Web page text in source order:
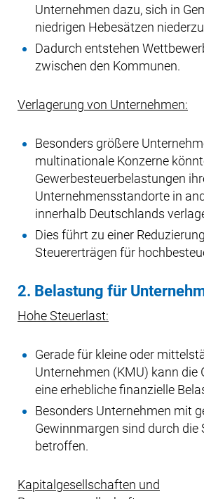
Unternehmen dazu, sich in
niedrigen Hebesätzen
Dadurch entstehen
zwischen den Kommunen.
Verlagerung von Unternehmen:
Besonders größere
multinationale Konzerne
Gewerbesteuerbelastungen
Unternehmensstandorte in
innerhalb Deutschlands
Dies führt zu einer
Steuererträgen für
2. Belastung für
Hohe Steuerlast:
Gerade für kleine oder
Unternehmen (KMU) kann die
eine erhebliche finanzielle
Besonders Unternehmen mit
Gewinnmargen sind durch die
betroffen.
Kapitalgesellschaften und